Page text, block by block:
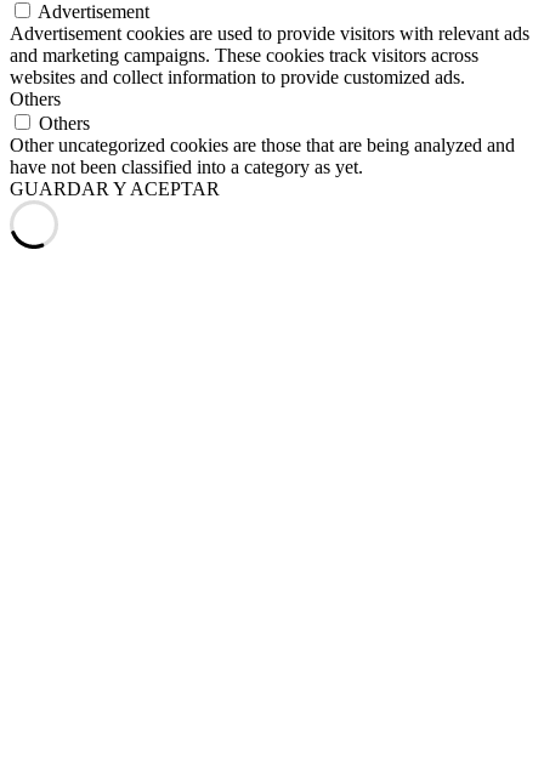
Advertisement
Advertisement cookies are used to provide visitors with relevant ads
and marketing campaigns. These cookies track visitors across
websites and collect information to provide customized ads.
Others
Others
Other uncategorized cookies are those that are being analyzed and
have not been classified into a category as yet.
GUARDAR Y ACEPTAR